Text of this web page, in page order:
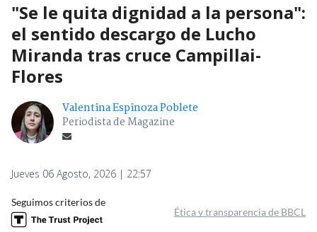
"Se le quita dignidad a la persona":
el sentido descargo de Lucho
Miranda tras cruce Campillai-
Flores
Valentina Espinoza Poblete
Periodista de Magazine
Jueves 06 Agosto, 2026 | 22:57
Seguimos criterios de
Ética y transparencia de BBCL